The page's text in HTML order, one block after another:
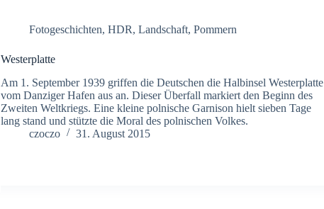
Fotogeschichten,HDR,Landschaft,Pommern
Westerplatte
Am 1. September 1939 griffen die Deutschen die Halbinsel Westerplatte
vom Danziger Hafen aus an. Dieser Überfall markiert den Beginn des
Zweiten Weltkriegs. Eine kleine polnische Garnison hielt sieben Tage
lang stand und stützte die Moral des polnischen Volkes.
czoczo
31. August 2015